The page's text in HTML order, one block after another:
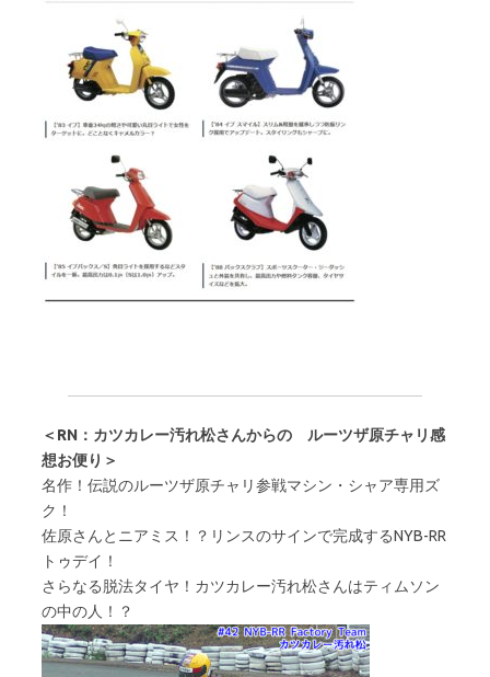
＜RN： カツカレー汚れ松さんからの ルーツザ原チャリ感
想お便り＞
名作！伝説のルーツザ原チャリ参戦マシン・シャア専用ズ
ク！
佐原さんとニアミス！？リンスのサインで完成するNYB-RR
トゥデイ！
さらなる脱法タイヤ！カツカレー汚れ松さんはティムソン
の中の人！？